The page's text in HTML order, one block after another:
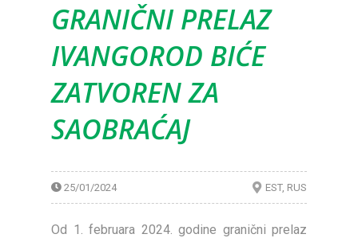
GRANIČNI PRELAZ
IVANGOROD BIĆE
ZATVOREN ZA
SAOBRAĆAJ
25/01/2024 EST RUS
Od 1. februara 2024. godine granični prelaz